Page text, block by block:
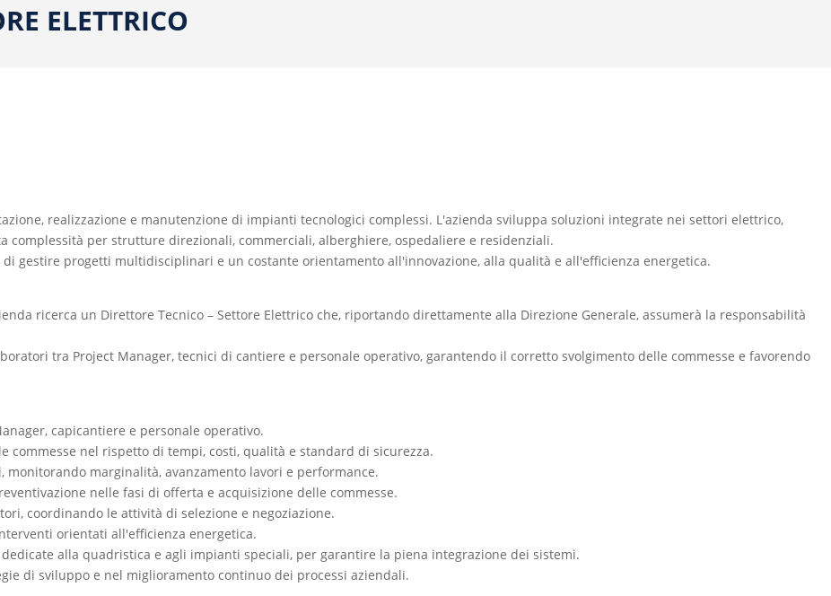
ELETTRICO
realizzazione e manutenzione di impianti tecnologici complessi. L'azienda sviluppa soluzioni integrate nei settori elettrico,
complessità per strutture direzionali, commerciali, alberghiere, ospedaliere e residenziali.
gestire progetti multidisciplinari e un costante orientamento all'innovazione, alla qualità e all'efficienza energetica.
ricerca un Direttore Tecnico – Settore Elettrico che, riportando direttamente alla Direzione Generale, assumerà la responsabilità
tra Project Manager, tecnici di cantiere e personale operativo, garantendo il corretto svolgimento delle commesse e favorendo
capicantiere e personale operativo.
commesse nel rispetto di tempi, costi, qualità e standard di sicurezza.
marginalità, avanzamento lavori e performance.
nelle fasi di offerta e acquisizione delle commesse.
coordinando le attività di selezione e negoziazione.
orientati all'efficienza energetica.
alla quadristica e agli impianti speciali, per garantire la piena integrazione dei sistemi.
di sviluppo e nel miglioramento continuo dei processi aziendali.